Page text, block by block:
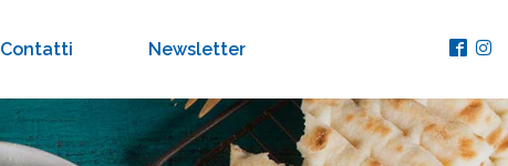
Contatti Newsletter